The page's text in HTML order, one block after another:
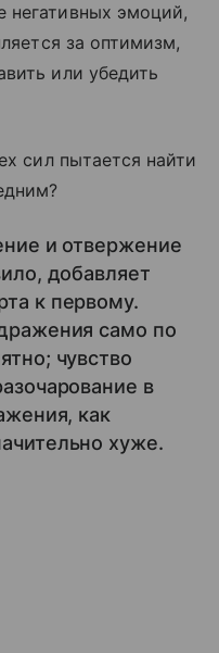
эмоций,
за оптимизм,
или убедить
сил пытается найти
и отвержение
добавляет
к первому.
само по
чувство
в
как
хуже.